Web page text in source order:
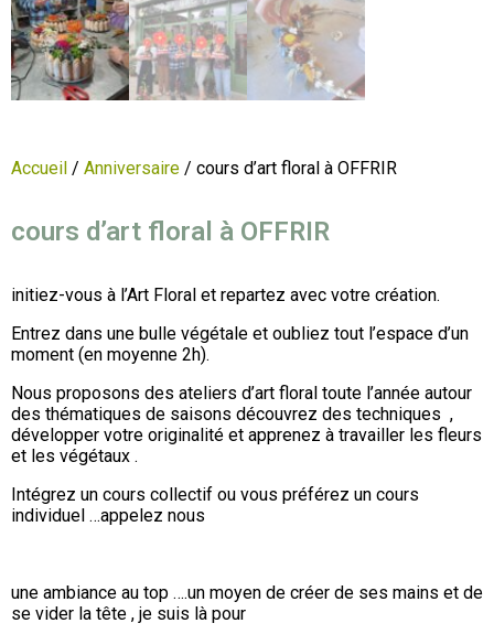
Accueil / Anniversaire / cours d’art floral à OFFRIR
cours d’art floral à OFFRIR
initiez-vous à l’Art Floral et repartez avec votre création.
Entrez dans une bulle végétale et oubliez tout l’espace d’un
moment (en moyenne 2h).
Nous proposons des ateliers d’art floral toute l’année autour
des thématiques de saisons découvrez des techniques ,
développer votre originalité et apprenez à travailler les fleurs
et les végétaux .
Intégrez un cours collectif ou vous préférez un cours
individuel …appelez nous
une ambiance au top ….un moyen de créer de ses mains et de
se vider la tête , je suis là pour